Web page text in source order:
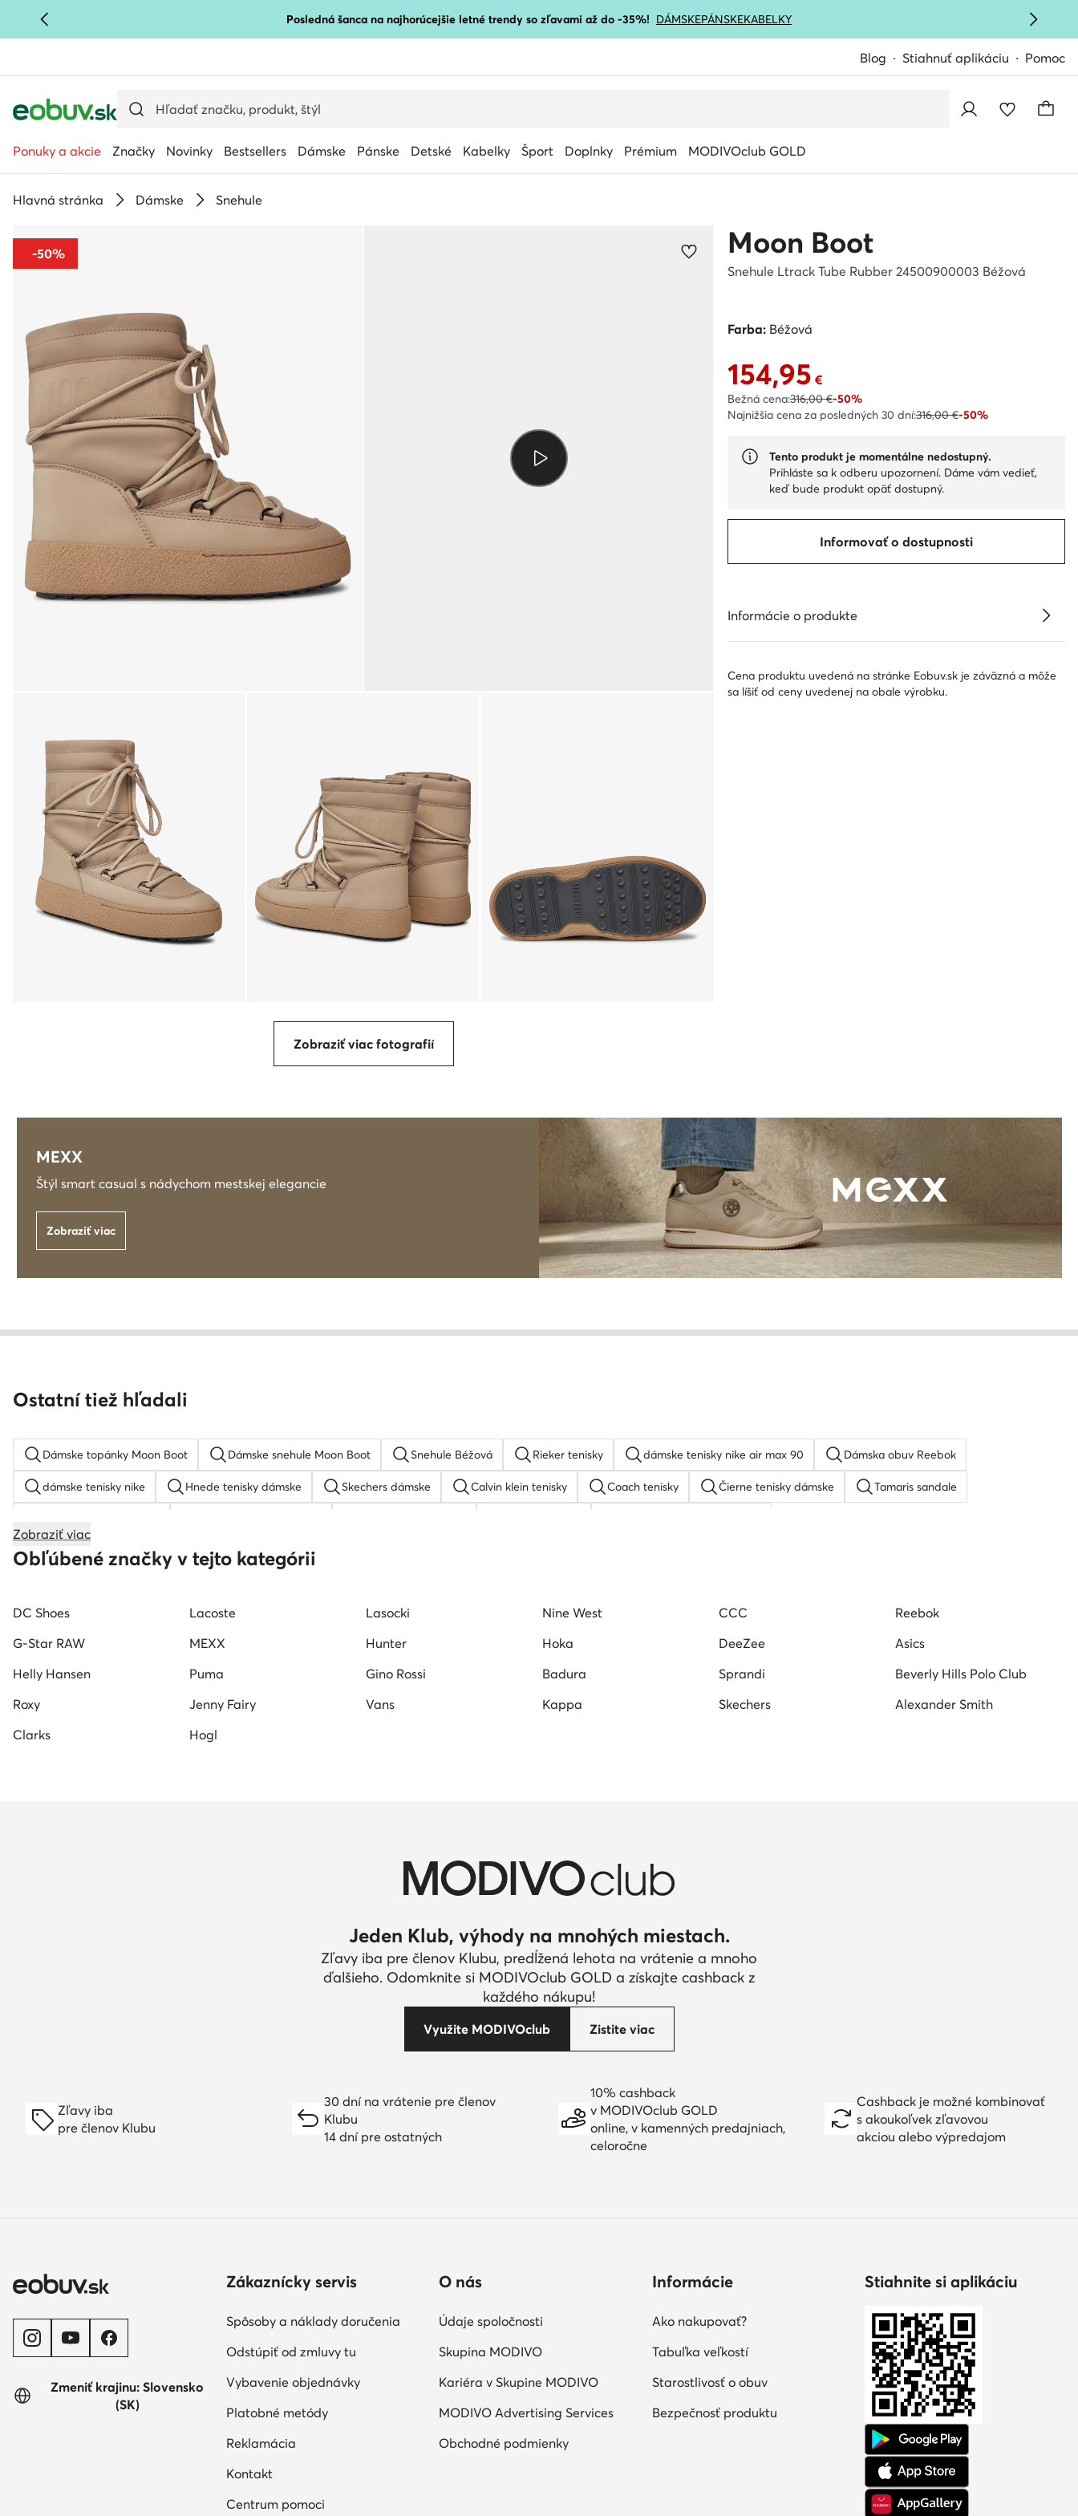
PREJSŤ NA HLAVNÝ OBSAH Posledná šanca na najhorúcejšie letné trendy so zľavami až do -35%! DÁMSKEPÁNSKEKABELKY
Blog Stiahnuť aplikáciu Pomoc
Ponuky a akcie Značky Novinky Bestsellers Dámske Pánske Detské Kabelky Šport Doplnky Prémium MODIVOclub GOLD
Hlavná stránka Dámske Snehule
Zobraziť viac fotografií
-50% Moon Boot
Snehule Ltrack Tube Rubber 24500900003 Béžová
Farba:Béžová
Aktuálna cena 154,95 €
154,95 €
Bežná cena:316,00 €-50%
Najnižšia cena za posledných 30 dní:316,00 €-50%
Tento produkt je momentálne nedostupný.
Prihláste sa k odberu upozornení. Dáme vám vedieť,
keď bude produkt opäť dostupný.
Informovať o dostupnosti
Informácie o produkte
Cena produktu uvedená na stránke Eobuv.sk je záväzná a môže
sa líšiť od ceny uvedenej na obale výrobku.
MEXX
Štýl smart casual s nádychom mestskej elegancie
Zobraziť viac
Ostatní tiež hľadali
Dámske topánky Moon Boot Dámske snehule Moon Boot Snehule Béžová Rieker tenisky dámske tenisky nike air max 90 Dámska obuv Reebok
dámske tenisky nike Hnede tenisky dámske Skechers dámske Calvin klein tenisky Coach tenisky Čierne tenisky dámske Tamaris sandale
Tamaris lodičky Karl lagerfeld tenisky dámske
Tenisky lacoste dámske Dámske tenisky Beverly Hills Polo Club Converse tenisky dámske
Zobraziť viac
Obľúbené značky v tejto kategórii
DC Shoes Lacoste Lasocki Nine West CCC
Reebok
G-Star RAW
MEXX Hunter Hoka DeeZee
Asics
Helly Hansen
Puma Gino Rossi Badura Sprandi
Beverly Hills Polo Club
Roxy
Jenny Fairy Vans Kappa Skechers
Alexander Smith
Clarks
Hogl
Jeden Klub, výhody na mnohých miestach.
Zľavy iba pre členov Klubu, predĺžená lehota na vrátenie a mnoho
ďalšieho. Odomknite si MODIVOclub GOLD a získajte cashback z
každého nákupu!
Využite MODIVOclub Zistite viac
Zľavy iba
pre členov Klubu
30 dní na vrátenie pre členov
Klubu
14 dní pre ostatných
10% cashback
v MODIVOclub GOLD
online, v kamenných predajniach,
celoročne
Cashback je možné kombinovať
s akoukoľvek zľavovou
akciou alebo výpredajom
Zmeniť krajinu: Slovensko
(SK)
Zákaznícky servis
Spôsoby a náklady doručenia
Odstúpiť od zmluvy tu
Vybavenie objednávky
Platobné metódy
Reklamácia
Kontakt
Centrum pomoci
O nás
Údaje spoločnosti
Skupina MODIVO
Kariéra v Skupine MODIVO
MODIVO Advertising Services
Obchodné podmienky
Informácie
Ako nakupovať?
Tabuľka veľkostí
Starostlivosť o obuv
Bezpečnosť produktu
Stiahnite si aplikáciu